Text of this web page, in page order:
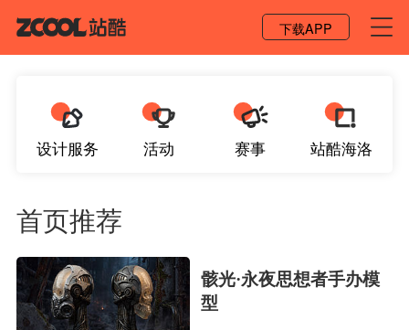
下载APP
设计服务 活动 赛事 站酷海洛
首页推荐
骸光·永夜思想者手办模
型